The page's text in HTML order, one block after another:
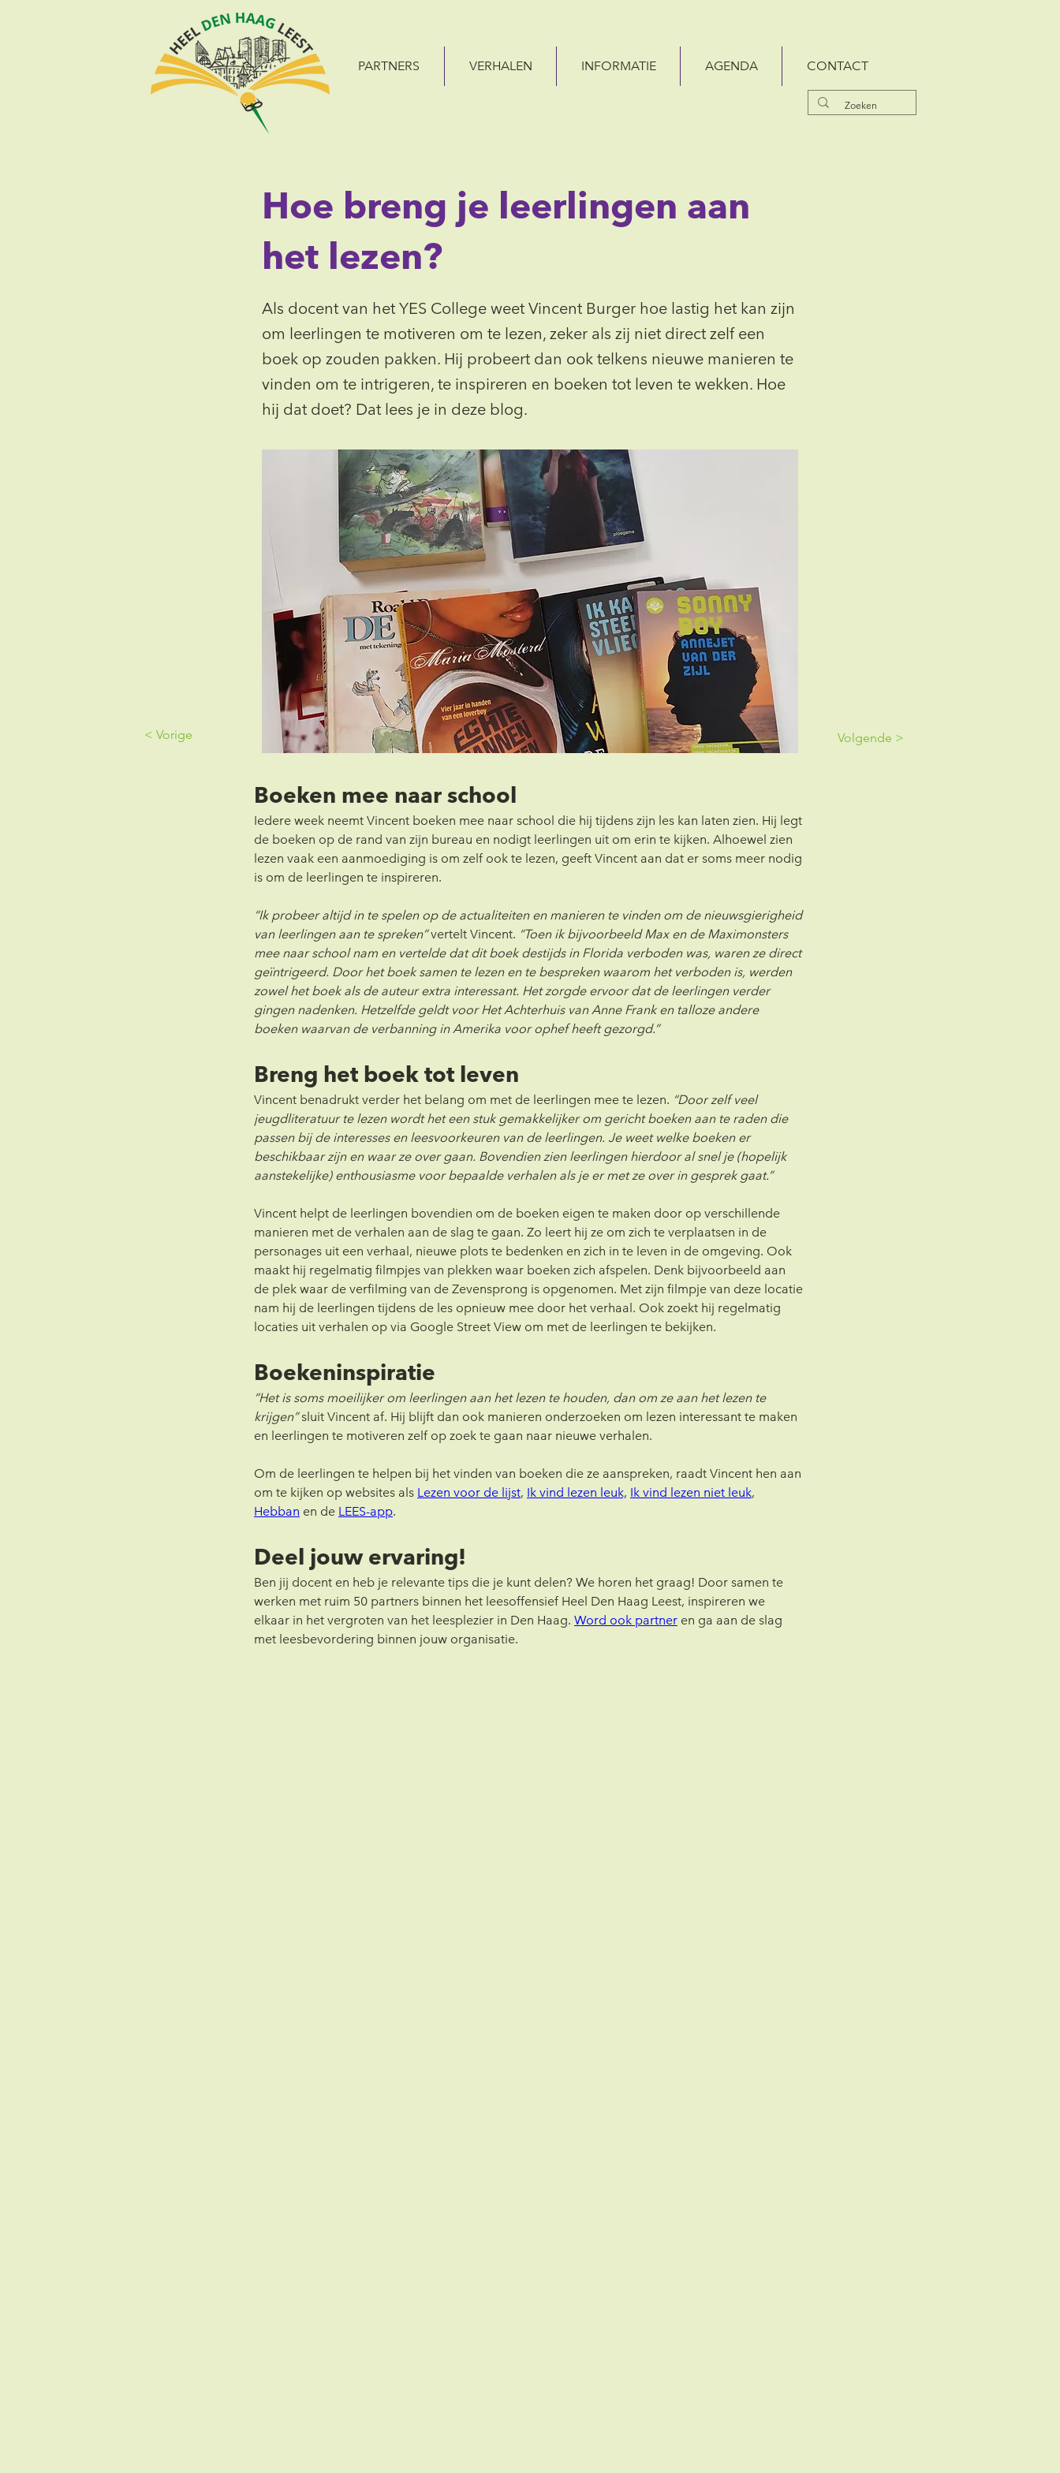
PARTNERS VERHALEN INFORMATIE AGENDA CONTACT
Hoe breng je leerlingen aan
het lezen?
Als docent van het YES College weet Vincent Burger hoe lastig het kan zijn
om leerlingen te motiveren om te lezen, zeker als zij niet direct zelf een
boek op zouden pakken. Hij probeert dan ook telkens nieuwe manieren te
vinden om te intrigeren, te inspireren en boeken tot leven te wekken. Hoe
hij dat doet? Dat lees je in deze blog.
< Vorige Volgende >
Boeken mee naar school
Iedere week neemt Vincent boeken mee naar school die hij tijdens zijn les kan laten zien. Hij legt
de boeken op de rand van zijn bureau en nodigt leerlingen uit om erin te kijken. Alhoewel zien
lezen vaak een aanmoediging is om zelf ook te lezen, geeft Vincent aan dat er soms meer nodig
is om de leerlingen te inspireren.
“Ik probeer altijd in te spelen op de actualiteiten en manieren te vinden om de nieuwsgierigheid
van leerlingen aan te spreken” vertelt Vincent. “Toen ik bijvoorbeeld Max en de Maximonsters
mee naar school nam en vertelde dat dit boek destijds in Florida verboden was, waren ze direct
geïntrigeerd. Door het boek samen te lezen en te bespreken waarom het verboden is, werden
zowel het boek als de auteur extra interessant. Het zorgde ervoor dat de leerlingen verder
gingen nadenken. Hetzelfde geldt voor Het Achterhuis van Anne Frank en talloze andere
boeken waarvan de verbanning in Amerika voor ophef heeft gezorgd.”
Breng het boek tot leven
Vincent benadrukt verder het belang om met de leerlingen mee te lezen. “Door zelf veel
jeugdliteratuur te lezen wordt het een stuk gemakkelijker om gericht boeken aan te raden die
passen bij de interesses en leesvoorkeuren van de leerlingen. Je weet welke boeken er
beschikbaar zijn en waar ze over gaan. Bovendien zien leerlingen hierdoor al snel je (hopelijk
aanstekelijke) enthousiasme voor bepaalde verhalen als je er met ze over in gesprek gaat.”
Vincent helpt de leerlingen bovendien om de boeken eigen te maken door op verschillende
manieren met de verhalen aan de slag te gaan. Zo leert hij ze om zich te verplaatsen in de
personages uit een verhaal, nieuwe plots te bedenken en zich in te leven in de omgeving. Ook
maakt hij regelmatig filmpjes van plekken waar boeken zich afspelen. Denk bijvoorbeeld aan
de plek waar de verfilming van de Zevensprong is opgenomen. Met zijn filmpje van deze locatie
nam hij de leerlingen tijdens de les opnieuw mee door het verhaal. Ook zoekt hij regelmatig
locaties uit verhalen op via Google Street View om met de leerlingen te bekijken.
Boekeninspiratie
“Het is soms moeilijker om leerlingen aan het lezen te houden, dan om ze aan het lezen te
krijgen” sluit Vincent af. Hij blijft dan ook manieren onderzoeken om lezen interessant te maken
en leerlingen te motiveren zelf op zoek te gaan naar nieuwe verhalen.
Om de leerlingen te helpen bij het vinden van boeken die ze aanspreken, raadt Vincent hen aan
om te kijken op websites als Lezen voor de lijst, Ik vind lezen leuk, Ik vind lezen niet leuk,
Hebban en de LEES-app.
Deel jouw ervaring!
Ben jij docent en heb je relevante tips die je kunt delen? We horen het graag! Door samen te
werken met ruim 50 partners binnen het leesoffensief Heel Den Haag Leest, inspireren we
elkaar in het vergroten van het leesplezier in Den Haag. Word ook partner en ga aan de slag
met leesbevordering binnen jouw organisatie.